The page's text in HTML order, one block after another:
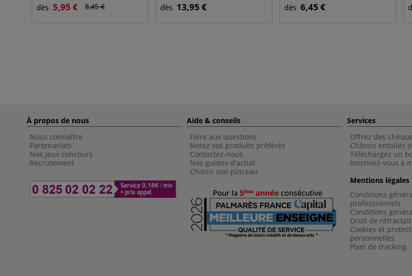
dès 5,95 € 8,45 € dès 13,95 € dès 6,45 €
À propos de nous
Nous connaître
Partenariats
Nos jeux concours
Recrutement
Aide & conseils
Foire aux questions
Notez vos produits préférés
Contactez-nous
Nos guides d'achat
Choisir son pinceau
Services
Offrez des
Châssis entoilés
Téléchargez un
Inscrivez-vous à
Mentions légales
Conditions
professionnels
Conditions
Droit de
Cookies et
personnelles
Pixel de tracking